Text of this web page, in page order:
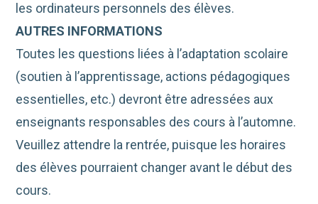
les ordinateurs personnels des élèves.
AUTRES INFORMATIONS
Toutes les questions liées à l’adaptation scolaire
(soutien à l’apprentissage, actions pédagogiques
essentielles, etc.) devront être adressées aux
enseignants responsables des cours à l’automne.
Veuillez attendre la rentrée, puisque les horaires
des élèves pourraient changer avant le début des
cours.